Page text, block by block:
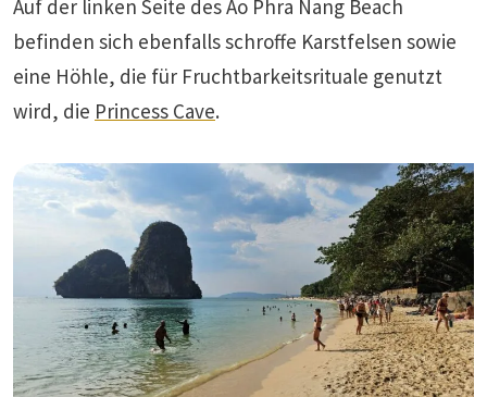
Auf der linken Seite des Ao Phra Nang Beach
befinden sich ebenfalls schroffe Karstfelsen sowie
eine Höhle, die für Fruchtbarkeitsrituale genutzt
wird, die Princess Cave.